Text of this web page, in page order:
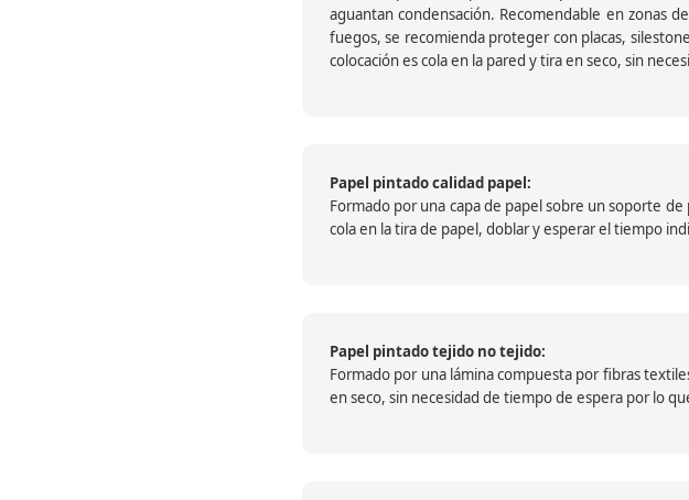
aguantan condensación. Recomendable en zonas
fuegos, se recomienda proteger con placas,
colocación es cola en la pared y tira en seco, sin
Papel pintado calidad papel:
Formado por una capa de papel sobre un soporte
cola en la tira de papel, doblar y esperar el tiempo
Papel pintado tejido no tejido:
Formado por una lámina compuesta por fibras
en seco, sin necesidad de tiempo de espera por lo